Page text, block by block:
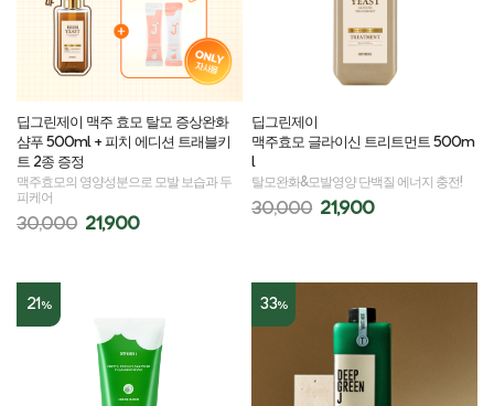
딥그린제이 맥주 효모 탈모 증상완화
샴푸 500ml + 피치 에디션 트래블키
트 2종 증정
맥주효모의 영양성분으로 모발 보습과 두
피케어
30,000 21,900
딥그린제이
맥주효모 글라이신 트리트먼트 500m
l
탈모완화&모발영양 단백질 에너지 충전!
30,000 21,900
21% 33%